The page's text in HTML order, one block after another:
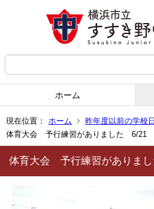
ホーム
現在位置： ホーム 昨年度以前の学校
体育大会 予行練習がありました 6/21
体育大会 予行練習がありま